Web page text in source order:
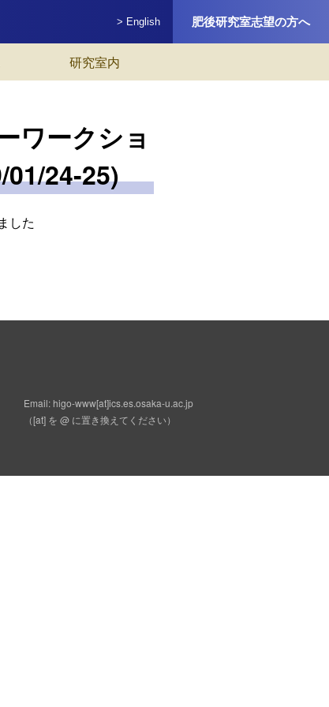
> English 肥後研究室志望の方へ
研究室内
ワークショ
01/24-25)
した
Email: higo-www[at]ics.es.osaka-u.ac.jp
（[at] を @ に置き換えてください）